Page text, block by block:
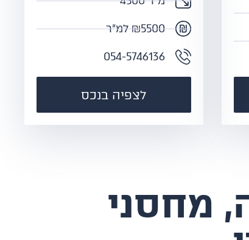
₪5500 למ"ר
054-5746136
לצפיה בנכס
מחסני